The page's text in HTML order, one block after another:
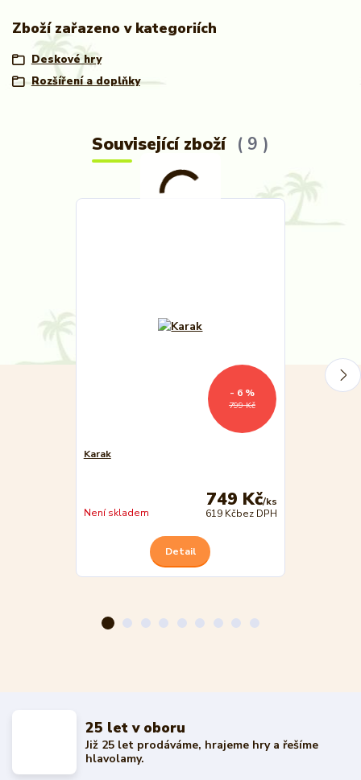
Zboží zařazeno v kategoriích
Deskové hry
Rozšíření a doplňky
Související zboží 9
799 Kč
- 6 %
Karak
749 Kč/ks
619 Kčbez DPH
Není skladem
Detail
25 let v oboru
Již 25 let prodáváme, hrajeme hry a řešíme
hlavolamy.